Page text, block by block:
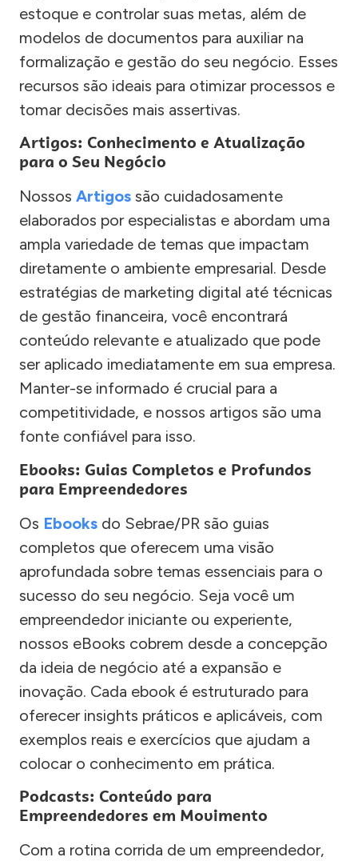
estoque e controlar suas metas, além de
modelos de documentos para auxiliar na
formalização e gestão do seu negócio. Esses
recursos são ideais para otimizar processos e
tomar decisões mais assertivas.
Artigos: Conhecimento e Atualização
para o Seu Negócio
Nossos Artigos são cuidadosamente
elaborados por especialistas e abordam uma
ampla variedade de temas que impactam
diretamente o ambiente empresarial. Desde
estratégias de marketing digital até técnicas
de gestão financeira, você encontrará
conteúdo relevante e atualizado que pode
ser aplicado imediatamente em sua empresa.
Manter-se informado é crucial para a
competitividade, e nossos artigos são uma
fonte confiável para isso.
Ebooks: Guias Completos e Profundos
para Empreendedores
Os Ebooks do Sebrae/PR são guias
completos que oferecem uma visão
aprofundada sobre temas essenciais para o
sucesso do seu negócio. Seja você um
empreendedor iniciante ou experiente,
nossos eBooks cobrem desde a concepção
da ideia de negócio até a expansão e
inovação. Cada ebook é estruturado para
oferecer insights práticos e aplicáveis, com
exemplos reais e exercícios que ajudam a
colocar o conhecimento em prática.
Podcasts: Conteúdo para
Empreendedores em Movimento
Com a rotina corrida de um empreendedor,